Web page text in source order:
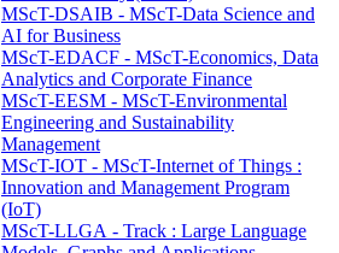
MScT-DSAIB - MScT-Data Science and
AI for Business
MScT-EDACF - MScT-Economics, Data
Analytics and Corporate Finance
MScT-EESM - MScT-Environmental
Engineering and Sustainability
Management
MScT-IOT - MScT-Internet of Things :
Innovation and Management Program
(IoT)
MScT-LLGA - Track : Large Language